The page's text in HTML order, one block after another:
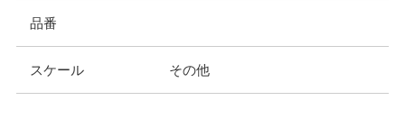
品番
スケール その他